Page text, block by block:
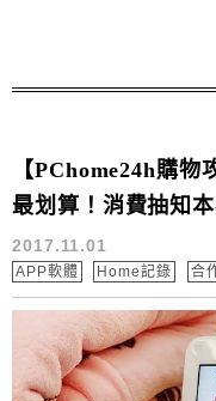
【PChome24h購
最划算！消費抽知
2017.11.01
APP軟體 Home記錄 合